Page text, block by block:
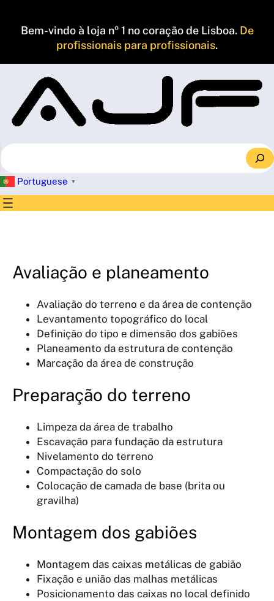
Bem-vindo à loja nº 1 no coração de Lisboa. De
profissionais para profissionais.
S
e
a
r
c
Portuguese ▼
Avaliação e planeamento
Avaliação do terreno e da área de contenção
Levantamento topográfico do local
Definição do tipo e dimensão dos gabiões
Planeamento da estrutura de contenção
Marcação da área de construção
Preparação do terreno
Limpeza da área de trabalho
Escavação para fundação da estrutura
Nivelamento do terreno
Compactação do solo
Colocação de camada de base (brita ou
gravilha)
Montagem dos gabiões
Montagem das caixas metálicas de gabião
Fixação e união das malhas metálicas
Posicionamento das caixas no local definido